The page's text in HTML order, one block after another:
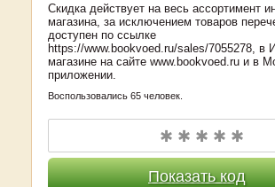
Скидка действует на весь ассортимент
магазина, за исключением товаров
доступен по ссылке
https://www.bookvoed.ru/sales/7055278, в
магазине на сайте www.bookvoed.ru и в
приложении.
Воспользовались 65 человек.
Показать код
✱ ✱ ✱ ✱ ✱